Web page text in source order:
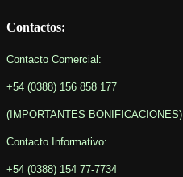
Contactos:
Contacto Comercial:
+54 (0388) 156 858 177
(IMPORTANTES BONIFICACIONES)
Contacto Informativo:
+54 (0388) 154 77-7734